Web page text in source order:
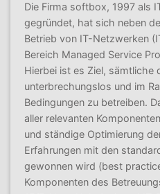
Die Firma softbox, 1997 als
gegründet, hat sich neben
Betrieb von IT-Netzwerken
Bereich Managed Service
Hierbei ist es Ziel, sämtliche
unterbrechungslos und im
Bedingungen zu betreiben.
aller relevanten
und ständige Optimierung
Erfahrungen mit den
gewonnen wird (best
Komponenten des